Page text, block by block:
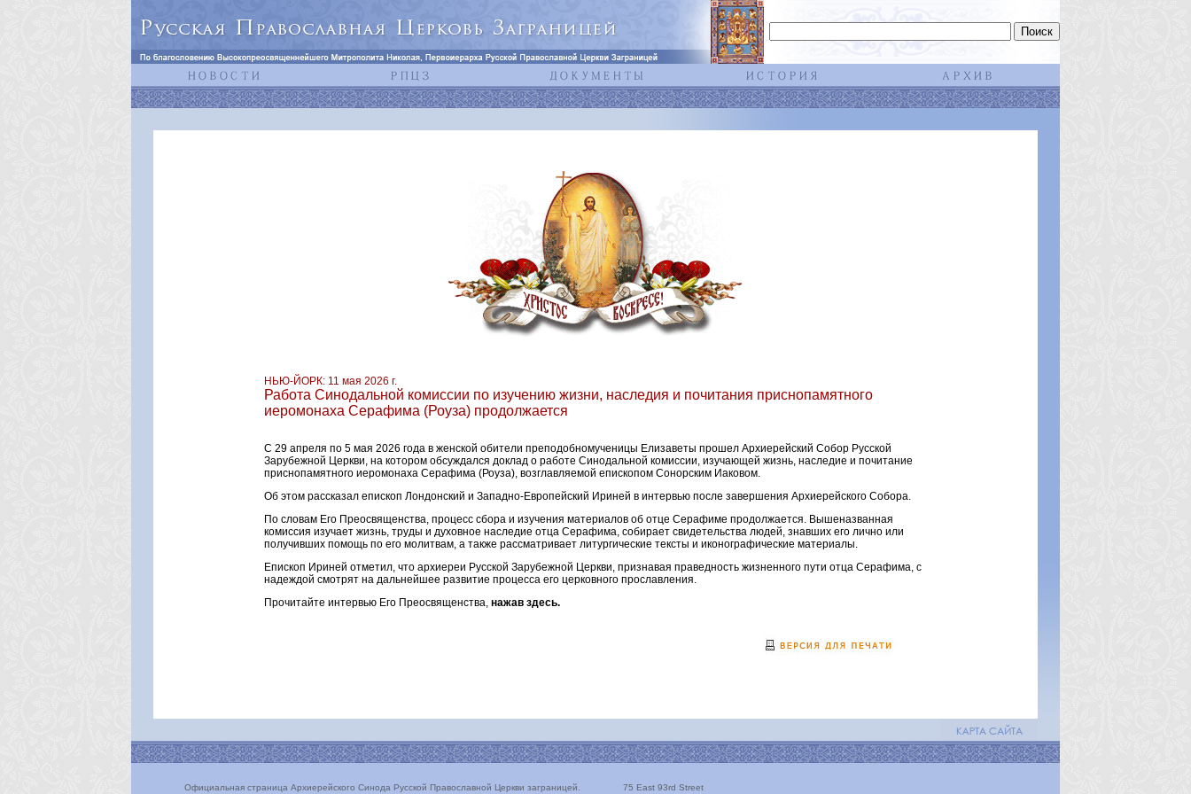
НЬЮ-ЙОРК: 11 мая 2026 г.
Работа Синодальной комиссии по изучению жизни, наследия и почитания приснопамятного
иеромонаха Серафима (Роуза) продолжается
С 29 апреля по 5 мая 2026 года в женской обители преподобномученицы Елизаветы прошел Архиерейский Собор Русской
Зарубежной Церкви, на котором обсуждался доклад о работе Синодальной комиссии, изучающей жизнь, наследие и почитание
приснопамятного иеромонаха Серафима (Роуза), возглавляемой епископом Сонорским Иаковом.
Об этом рассказал епископ Лондонский и Западно-Европейский Ириней в интервью после завершения Архиерейского Собора.
По словам Его Преосвященства, процесс сбора и изучения материалов об отце Серафиме продолжается. Вышеназванная
комиссия изучает жизнь, труды и духовное наследие отца Серафима, собирает свидетельства людей, знавших его лично или
получивших помощь по его молитвам, а также рассматривает литургические тексты и иконографические материалы.
Епископ Ириней отметил, что архиереи Русской Зарубежной Церкви, признавая праведность жизненного пути отца Серафима, с
надеждой смотрят на дальнейшее развитие процесса его церковного прославления.
Прочитайте интервью Его Преосвященства, нажав здесь.
Официальная страница Архиерейского Синода Русской Православной Церкви заграницей.
75 East 93rd Street